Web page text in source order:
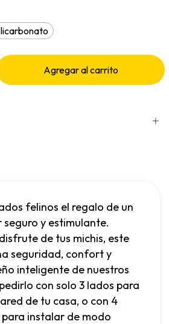
felinos el regalo de un
y estimulante.
de tus michis, este
seguridad, confort y
inteligente de nuestros
con solo 3 lados para
de tu casa, o con 4
instalar de modo